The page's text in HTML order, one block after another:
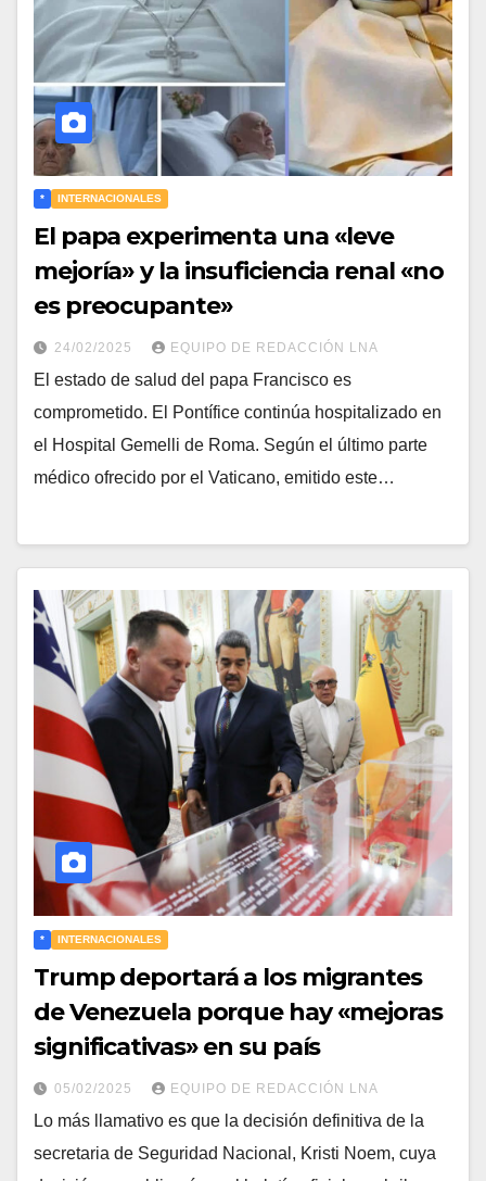
* INTERNACIONALES
El papa experimenta una «leve
mejoría» y la insuficiencia renal «no
es preocupante»
24/02/2025 EQUIPO DE REDACCIÓN LNA
El estado de salud del papa Francisco es
comprometido. El Pontífice continúa hospitalizado en
el Hospital Gemelli de Roma. Según el último parte
médico ofrecido por el Vaticano, emitido este…
* INTERNACIONALES
Trump deportará a los migrantes
de Venezuela porque hay «mejoras
significativas» en su país
05/02/2025 EQUIPO DE REDACCIÓN LNA
Lo más llamativo es que la decisión definitiva de la
secretaria de Seguridad Nacional, Kristi Noem, cuya